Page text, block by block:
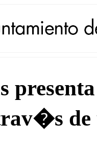
de